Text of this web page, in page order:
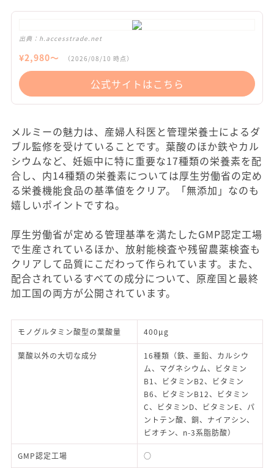
出典： h.accesstrade.net
¥2,980〜 （2026/08/10 時点）
公式サイトはこちら
メルミーの魅力は、産婦人科医と管理栄養士によるダ
ブル監修を受けていることです。葉酸のほか鉄やカル
シウムなど、妊娠中に特に重要な17種類の栄養素を配
合し、内14種類の栄養素については厚生労働省の定め
る栄養機能食品の基準値をクリア。「無添加」なのも
嬉しいポイントですね。
厚生労働省が定める管理基準を満たしたGMP認定工場
で生産されているほか、放射能検査や残留農薬検査も
クリアして品質にこだわって作られています。また、
配合されているすべての成分について、原産国と最終
加工国の両方が公開されています。
モノグルタミン酸型の葉酸量 400μg
葉酸以外の大切な成分
16種類（鉄、亜鉛、カルシウ
ム、マグネシウム、ビタミン
B1、ビタミンB2、ビタミン
B6、ビタミンB12、ビタミン
C、ビタミンD、ビタミンE、パ
ントテン酸、銅、ナイアシン、
ビオチン、n-3系脂肪酸）
GMP認定工場 ○